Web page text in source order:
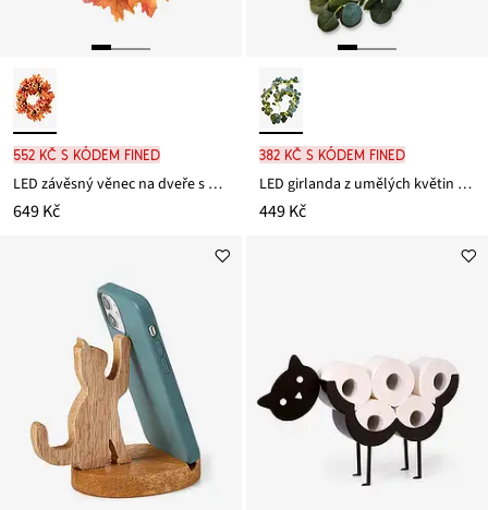
552 Kč s kódem FINED
LED závěsný věnec na dveře s podzimní dekorací
649 Kč
382 Kč s kódem FINED
LED girlanda z umělých květin s listy eukalyptu
449 Kč